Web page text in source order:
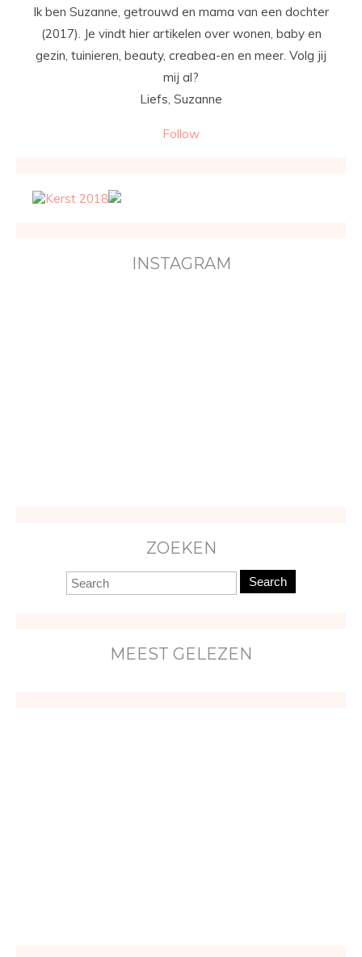
Ik ben Suzanne, getrouwd en mama van een dochter
(2017). Je vindt hier artikelen over wonen, baby en
gezin, tuinieren, beauty, creabea-en en meer. Volg jij
mij al?
Liefs, Suzanne
Follow
INSTAGRAM
ZOEKEN
Search
MEEST GELEZEN